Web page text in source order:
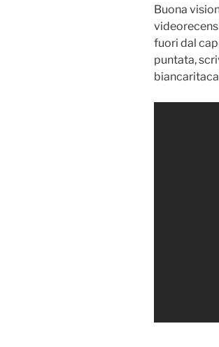
Buona
fuori dal
puntata,